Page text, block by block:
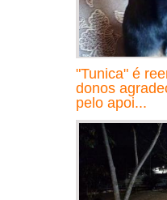
"Tunica" é
donos
pelo apoi...